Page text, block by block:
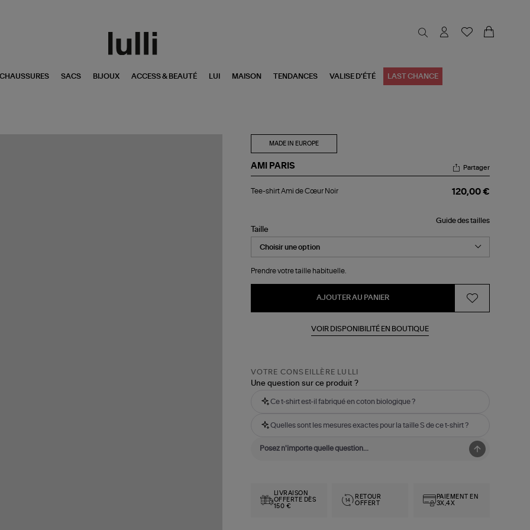
CHAUSSURES SACS BIJOUX ACCESS & BEAUTÉ LUI MAISON TENDANCES VALISE D'ÉTÉ LAST CHANCE
MADE IN EUROPE
AMI PARIS
shirt
Noir
Partager
Tee-shirt Ami de Cœur Noir 120,00 €
Guide des tailles
Taille
Prendre votre taille habituelle.
AJOUTER AU PANIER
VOIR DISPONIBILITÉ EN BOUTIQUE
VOTRE CONSEILLÈRE LULLI
Une question sur ce produit ?
Ce t-shirt est-il fabriqué en coton biologique ?
Quelles sont les mesures exactes pour la taille S de ce t-shirt ?
LIVRAISON
OFFERTE DÈS
150 €
RETOUR
OFFERT
PAIEMENT EN
3X,4X